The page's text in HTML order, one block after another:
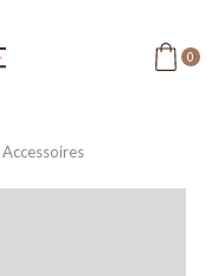
0
Accessoires